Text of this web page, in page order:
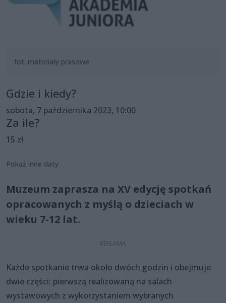
fot. materiały prasowe
Gdzie i kiedy?
sobota, 7 października 2023, 10:00
Za ile?
15 zł
Pokaż inne daty
Muzeum zaprasza na XV edycję spotkań
opracowanych z myślą o dzieciach w
wieku 7-12 lat.
Każde spotkanie trwa około dwóch godzin i obejmuje
dwie części: pierwszą realizowaną na salach
wystawowych z wykorzystaniem wybranych